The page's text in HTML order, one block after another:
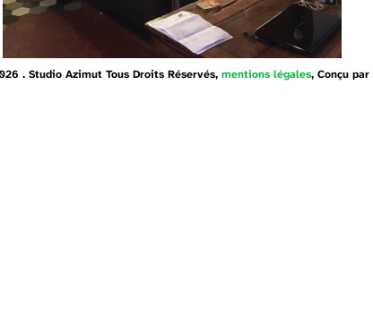
. Studio Azimut Tous Droits Réservés, mentions légales, Conçu par